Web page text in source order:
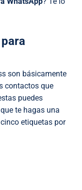
son básicamente
contactos que
puedes
te hagas una
etiquetas por